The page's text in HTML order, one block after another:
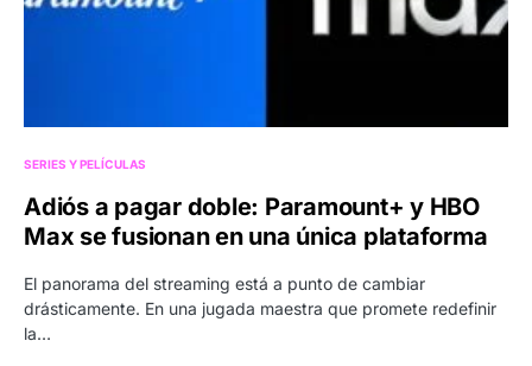
SERIES Y PELÍCULAS
Adiós a pagar doble: Paramount+ y HBO
Max se fusionan en una única plataforma
El panorama del streaming está a punto de cambiar
drásticamente. En una jugada maestra que promete redefinir
la…